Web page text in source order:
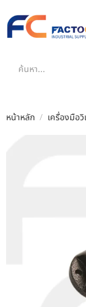
หน้าหลัก / เครื่องมือ